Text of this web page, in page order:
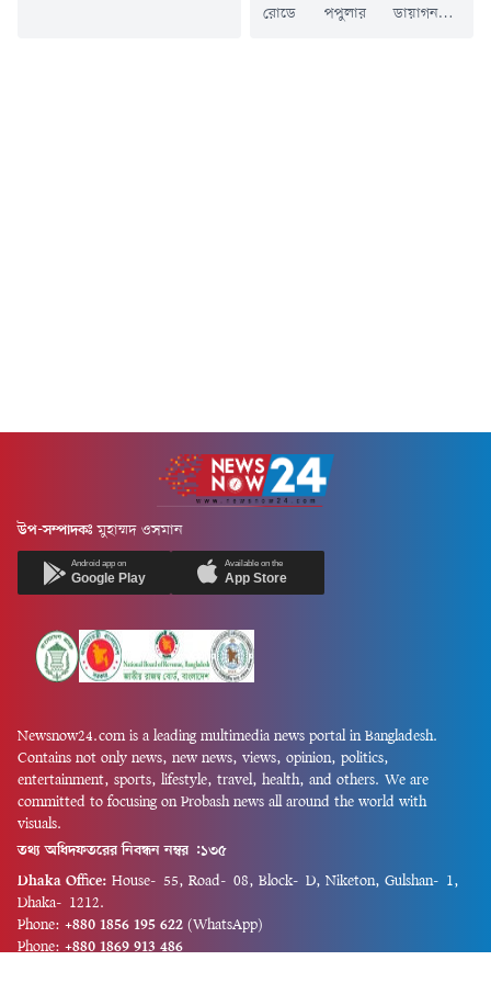
রোডে পপুলার ডায়াগনস্টিক
উপ-সম্পাদকঃ মুহাম্মদ ওসমান
Android app on
Google Play
Available on the
App Store
Newsnow24.com is a leading multimedia news portal in Bangladesh.
Contains not only news, new news, views, opinion, politics,
entertainment, sports, lifestyle, travel, health, and others. We are
committed to focusing on Probash news all around the world with
visuals.
তথ্য অধিদফতরের নিবন্ধন নম্বর :১৩৫
Dhaka Office: House-55, Road-08, Block-D, Niketon, Gulshan-1,
Dhaka-1212.
Phone: +880 1856 195 622 (WhatsApp)
Phone: +880 1869 913 486